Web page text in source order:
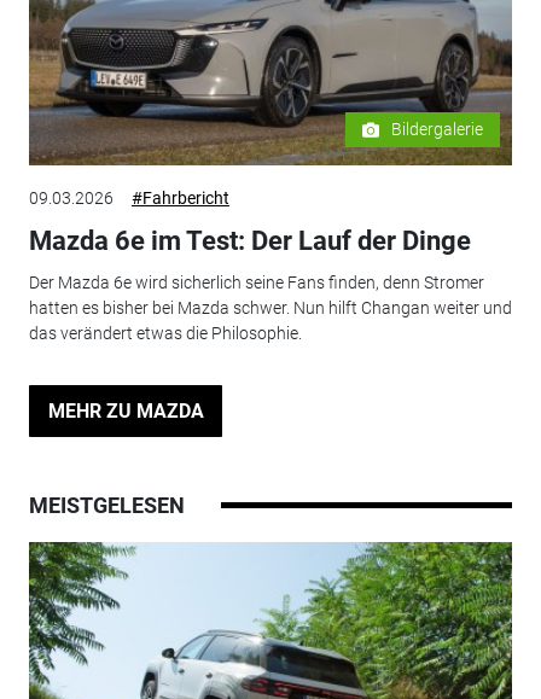
Bildergalerie
09.03.2026 #Fahrbericht
Mazda 6e im Test: Der Lauf der Dinge
Der Mazda 6e wird sicherlich seine Fans finden, denn Stromer
hatten es bisher bei Mazda schwer. Nun hilft Changan weiter und
das verändert etwas die Philosophie.
MEHR ZU MAZDA
MEISTGELESEN